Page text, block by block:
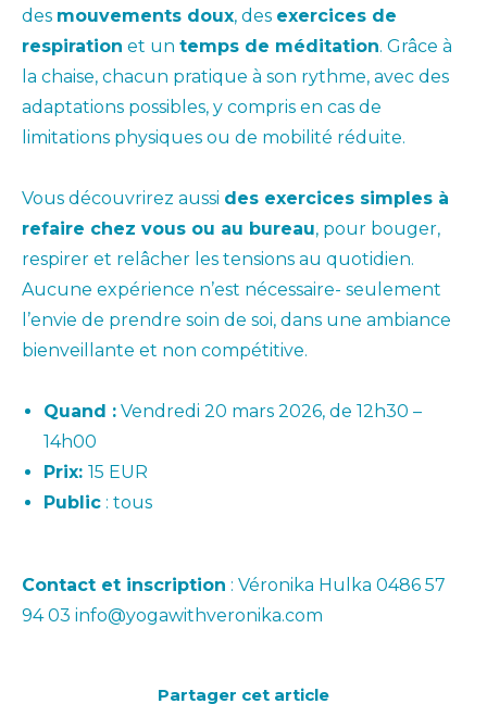
des mouvements doux, des exercices de
respiration et un temps de méditation. Grâce à
la chaise, chacun pratique à son rythme, avec des
adaptations possibles, y compris en cas de
limitations physiques ou de mobilité réduite.
Vous découvrirez aussi des exercices simples à
refaire chez vous ou au bureau, pour bouger,
respirer et relâcher les tensions au quotidien.
Aucune expérience n’est nécessaire- seulement
l’envie de prendre soin de soi, dans une ambiance
bienveillante et non compétitive.
Quand : Vendredi 20 mars 2026, de 12h30 –
14h00
Prix: 15 EUR
Public : tous
Contact et inscription : Véronika Hulka 0486 57
94 03 info@yogawithveronika.com
Partager cet article